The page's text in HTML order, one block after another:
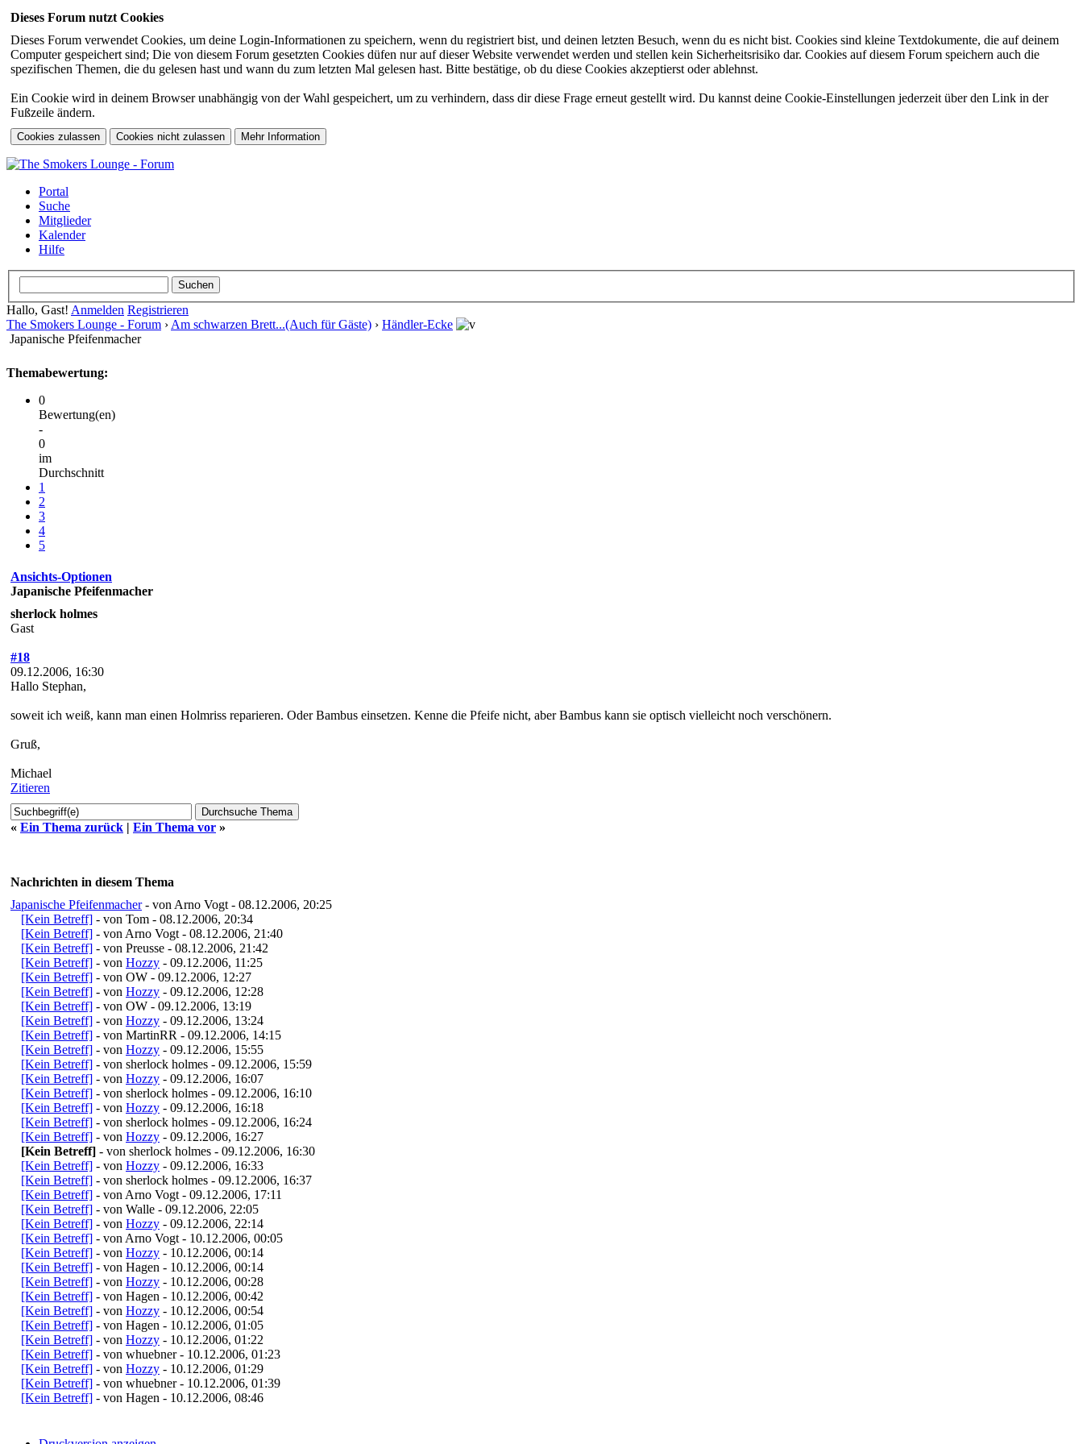
Dieses Forum nutzt Cookies
Dieses Forum verwendet Cookies, um deine Login-Informationen zu speichern, wenn du registriert bist, und deinen letzten Besuch, wenn du es nicht bist. Cookies sind kleine Textdokumente, die auf deinem
Computer gespeichert sind; Die von diesem Forum gesetzten Cookies düfen nur auf dieser Website verwendet werden und stellen kein Sicherheitsrisiko dar. Cookies auf diesem Forum speichern auch die
spezifischen Themen, die du gelesen hast und wann du zum letzten Mal gelesen hast. Bitte bestätige, ob du diese Cookies akzeptierst oder ablehnst.
Ein Cookie wird in deinem Browser unabhängig von der Wahl gespeichert, um zu verhindern, dass dir diese Frage erneut gestellt wird. Du kannst deine Cookie-Einstellungen jederzeit über den Link in der
Fußzeile ändern.
Portal
Suche
Mitglieder
Kalender
Hilfe
Hallo, Gast! Anmelden Registrieren
The Smokers Lounge - Forum › Am schwarzen Brett...(Auch für Gäste) › Händler-Ecke
Japanische Pfeifenmacher
Themabewertung:
0
Bewertung(en)
-
0
im
Durchschnitt
1
2
3
4
5
Ansichts-Optionen
Japanische Pfeifenmacher
sherlock holmes
Gast
#18
09.12.2006, 16:30
Hallo Stephan,
soweit ich weiß, kann man einen Holmriss reparieren. Oder Bambus einsetzen. Kenne die Pfeife nicht, aber Bambus kann sie optisch vielleicht noch verschönern.
Gruß,
Michael
Zitieren
« Ein Thema zurück | Ein Thema vor »
Nachrichten in diesem Thema
Japanische Pfeifenmacher - von Arno Vogt - 08.12.2006, 20:25
[Kein Betreff] - von Tom - 08.12.2006, 20:34
[Kein Betreff] - von Arno Vogt - 08.12.2006, 21:40
[Kein Betreff] - von Preusse - 08.12.2006, 21:42
[Kein Betreff] - von Hozzy - 09.12.2006, 11:25
[Kein Betreff] - von OW - 09.12.2006, 12:27
[Kein Betreff] - von Hozzy - 09.12.2006, 12:28
[Kein Betreff] - von OW - 09.12.2006, 13:19
[Kein Betreff] - von Hozzy - 09.12.2006, 13:24
[Kein Betreff] - von MartinRR - 09.12.2006, 14:15
[Kein Betreff] - von Hozzy - 09.12.2006, 15:55
[Kein Betreff] - von sherlock holmes - 09.12.2006, 15:59
[Kein Betreff] - von Hozzy - 09.12.2006, 16:07
[Kein Betreff] - von sherlock holmes - 09.12.2006, 16:10
[Kein Betreff] - von Hozzy - 09.12.2006, 16:18
[Kein Betreff] - von sherlock holmes - 09.12.2006, 16:24
[Kein Betreff] - von Hozzy - 09.12.2006, 16:27
[Kein Betreff] - von sherlock holmes - 09.12.2006, 16:30
[Kein Betreff] - von Hozzy - 09.12.2006, 16:33
[Kein Betreff] - von sherlock holmes - 09.12.2006, 16:37
[Kein Betreff] - von Arno Vogt - 09.12.2006, 17:11
[Kein Betreff] - von Walle - 09.12.2006, 22:05
[Kein Betreff] - von Hozzy - 09.12.2006, 22:14
[Kein Betreff] - von Arno Vogt - 10.12.2006, 00:05
[Kein Betreff] - von Hozzy - 10.12.2006, 00:14
[Kein Betreff] - von Hagen - 10.12.2006, 00:14
[Kein Betreff] - von Hozzy - 10.12.2006, 00:28
[Kein Betreff] - von Hagen - 10.12.2006, 00:42
[Kein Betreff] - von Hozzy - 10.12.2006, 00:54
[Kein Betreff] - von Hagen - 10.12.2006, 01:05
[Kein Betreff] - von Hozzy - 10.12.2006, 01:22
[Kein Betreff] - von whuebner - 10.12.2006, 01:23
[Kein Betreff] - von Hozzy - 10.12.2006, 01:29
[Kein Betreff] - von whuebner - 10.12.2006, 01:39
[Kein Betreff] - von Hagen - 10.12.2006, 08:46